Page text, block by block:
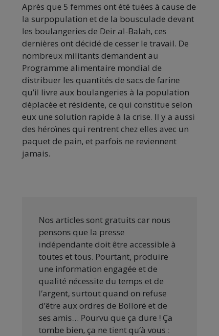
Après que 5 femmes ont été tuées à cause de
la surpopulation et de la bousculade devant
les boulangeries de Deir al-Balah, ces
dernières ont décidé de cesser le travail. De
nombreux militants demandent au
Programme alimentaire mondial de
distribuer les quantités de sacs de farine
qu’il livre aux boulangeries à la population
déplacée et résidente, ce qui constitue selon
eux une solution rapide à la crise. Il y a aussi
des héroïnes qui rentrent chez elles avec un
paquet de pain, et parfois ne reviennent
jamais.
Nos articles sont gratuits car nous
pensons que la presse
indépendante doit être accessible à
toutes et tous. Pourtant, produire
une information engagée et de
qualité nécessite du temps et de
l’argent, surtout quand on refuse
d’être aux ordres de Bolloré et de
ses amis… Pourvu que ça dure ! Ça
tombe bien, ça ne tient qu’à vous :